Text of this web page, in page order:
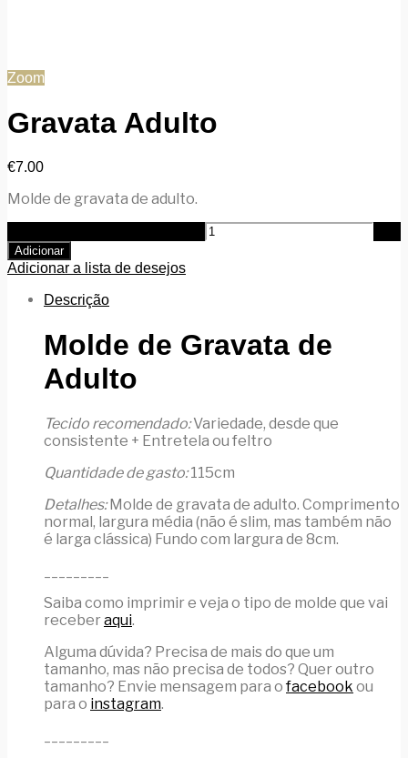
Zoom
Gravata Adulto
€7.00
Molde de gravata de adulto.
Adicionar
Adicionar a lista de desejos
Descrição
Molde de Gravata de
Adulto
Tecido recomendado:Variedade, desde que
consistente + Entretela ou feltro
Quantidade de gasto:115cm
Detalhes:Molde de gravata de adulto. Comprimento
normal, largura média (não é slim, mas também não
é larga clássica) Fundo com largura de 8cm.
Saiba como imprimir e veja o tipo de molde que vai
receberaqui.
Alguma dúvida? Precisa de mais do que um
tamanho, mas não precisa de todos? Quer outro
tamanho? Envie mensagem para ofacebook ou
para o instagram.